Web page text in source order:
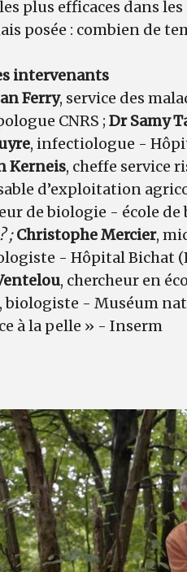
plus efficaces dans
posée : combien de
intervenants
Ferry, service des
CNRS ; Dr Samy
, infectiologue -
Kerneis, cheffe service
d’exploitation
de biologie - école
;Christophe Mercier,
- Hôpital Bichat
, chercheur en
, biologiste - Muséum
à la pelle » - Inserm